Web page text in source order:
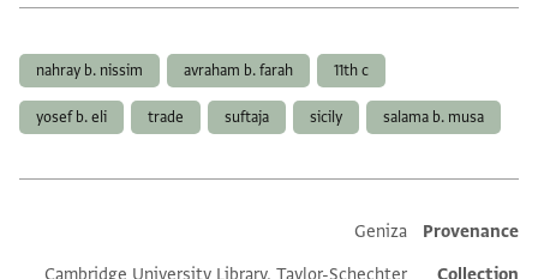
11th c
avraham b. farah
nahray b. nissim
salama b. musa
sicily
suftaja
trade
yosef b. eli
Additional metadata
Provenance
Geniza